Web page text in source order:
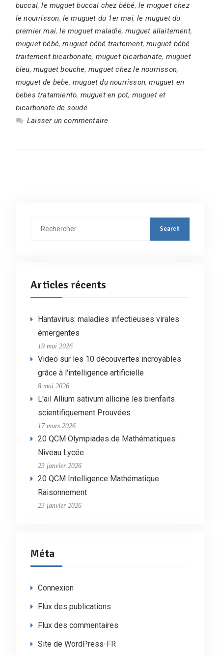
buccal,le muguet buccal chez bébé, le muguet chez
le nourrisson, le muguet du 1er mai,le muguet du
premier mai,le muguet maladie,muguet allaitement,
muguet bébé,muguet bébé traitement,muguet bébé
traitement bicarbonate, muguet bicarbonate, muguet
bleu, muguet bouche, muguet chez le nourrisson,
muguet de bebe, muguet du nourrisson,muguet en
bebes tratamiento, muguet en pot, muguet et
bicarbonate de soude
Laisser un commentaire
Articles récents
Hantavirus: maladies infectieuses virales
émergentes
19 mai 2026
Video sur les 10 découvertes incroyables
grâce à l'intelligence artificielle
8 mai 2026
L'ail Allium sativum allicine les bienfaits
scientifiquement Prouvées
17 mars 2026
20 QCM Olympiades de Mathématiques:
Niveau Lycée
23 janvier 2026
20 QCM Intelligence Mathématique
Raisonnement
23 janvier 2026
Méta
Connexion
Flux des publications
Flux des commentaires
Site de WordPress-FR